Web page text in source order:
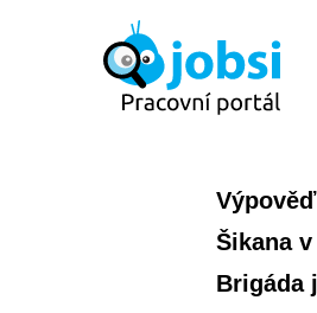
Šikana
Brigáda